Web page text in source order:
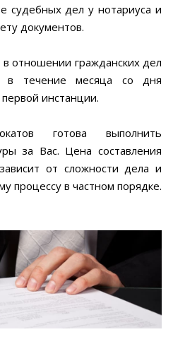
судебных дел у нотариуса и
документов.
отношении гражданских дел
в течение месяца со дня
инстанции.
готова выполнить
за Вас. Цена составления
от сложности дела и
процессу в частном порядке.